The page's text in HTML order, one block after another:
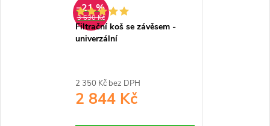
3 630 Kč
–21 %
Filtrační koš se závěsem -
univerzální
2 350 Kč bez DPH
2 844 Kč